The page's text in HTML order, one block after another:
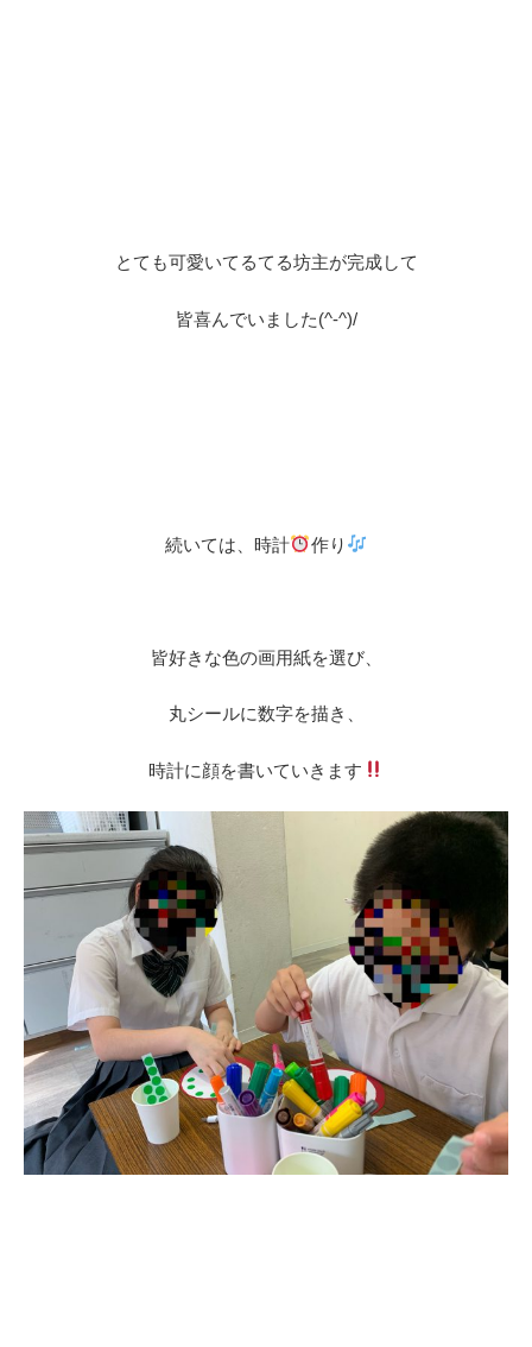
とても可愛いてるてる坊主が完成して
皆喜んでいました(^-^)/
続いては、時計 作り
皆好きな色の画用紙を選び、
丸シールに数字を描き、
時計に顔を書いていきます